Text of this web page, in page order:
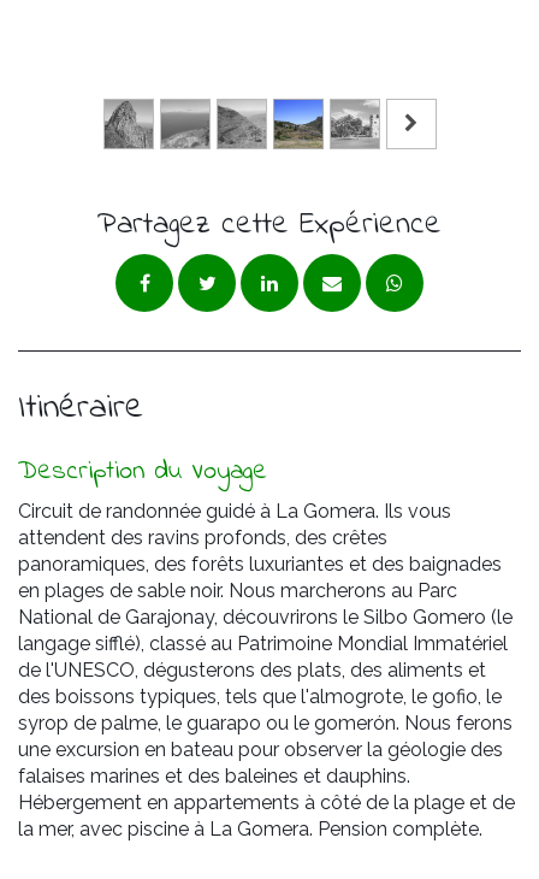
Partagez cette Expérience
Itinéraire
Description du Voyage
Circuit de randonnée guidé à La Gomera. Ils vous
attendent des ravins profonds, des crêtes
panoramiques, des forêts luxuriantes et des baignades
en plages de sable noir. Nous marcherons au Parc
National de Garajonay, découvrirons le Silbo Gomero (le
langage sifflé), classé au Patrimoine Mondial Immatériel
de l'UNESCO, dégusterons des plats, des aliments et
des boissons typiques, tels que l'almogrote, le gofio, le
syrop de palme, le guarapo ou le gomerón. Nous ferons
une excursion en bateau pour observer la géologie des
falaises marines et des baleines et dauphins.
Hébergement en appartements à côté de la plage et de
la mer, avec piscine à La Gomera. Pension complète.